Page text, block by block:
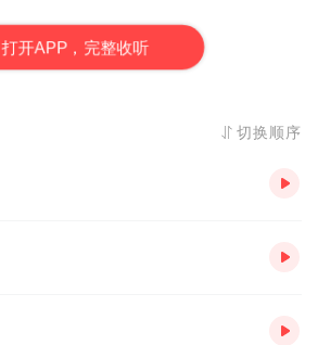
打开APP，完整收听
切换顺序